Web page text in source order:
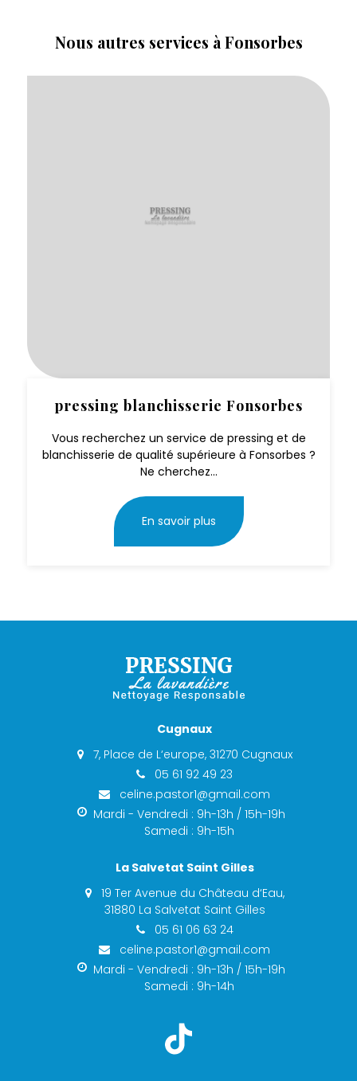
Nous autres services à Fonsorbes
pressing blanchisserie Fonsorbes
Vous recherchez un service de pressing et de
blanchisserie de qualité supérieure à Fonsorbes ?
Ne cherchez...
En savoir plus
Cugnaux
7, Place de L‘europe, 31270 Cugnaux
05 61 92 49 23
celine.pastor1@gmail.com
Mardi - Vendredi : 9h-13h / 15h-19h
Samedi : 9h-15h
La Salvetat Saint Gilles
19 Ter Avenue du Château d‘Eau,
31880 La Salvetat Saint Gilles
05 61 06 63 24
celine.pastor1@gmail.com
Mardi - Vendredi : 9h-13h / 15h-19h
Samedi : 9h-14h